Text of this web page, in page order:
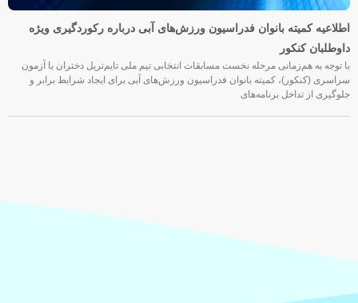
اطلاعیه کمیته بانوان فدراسیون ورزش‌های آبی درباره رکوردگیری ویژه
داوطلبان کنکور
با توجه به هم‌زمانی مرحله نخست مسابقات انتخابی تیم ملی تایم‌تریل دختران با آزمون
سراسری (کنکور)، کمیته بانوان فدراسیون ورزش‌های آبی برای ایجاد شرایط برابر و
جلوگیری از تداخل برنامه‌های